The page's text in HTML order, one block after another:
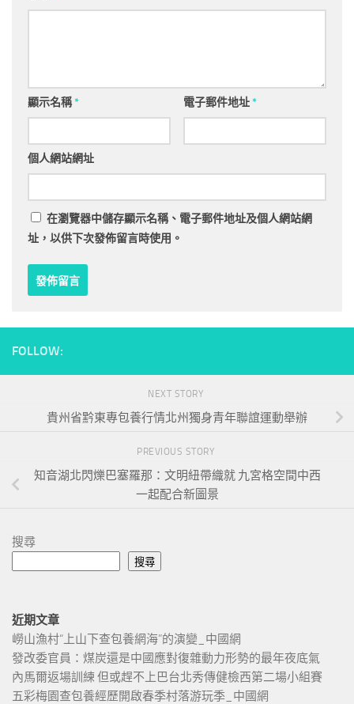
顯示名稱* 電子郵件地址*
個人網站網址
在瀏覽器中儲存顯示名稱、電子郵件地址及個人網站網
址，以供下次發佈留言時使用。
FOLLOW:
NEXT STORY
貴州省黔東專包養行情北州獨身青年聯誼運動舉辦
PREVIOUS STORY
知音湖北閃爍巴塞羅那：文明紐帶織就 九宮格空間中西
一起配合新圖景
搜尋
搜尋
近期文章
嶗山漁村“上山下查包養網海”的演變_中國網
發改委官員：煤炭還是中國應對復雜動力形勢的最年夜底氣
內馬爾返場訓練 但或趕不上巴台北秀傳健檢西第二場小組賽
五彩梅園查包養經歷開啟春季村落游玩季_中國網